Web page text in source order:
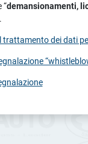
“demansionamenti,
dei dati